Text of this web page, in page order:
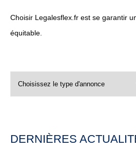
Choisir Legalesflex.fr est se garantir
équitable.
DERNIÈRES